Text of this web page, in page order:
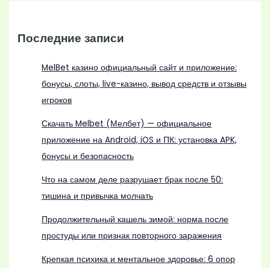
Последние записи
MelBet казино официальный сайт и приложение:
бонусы, слоты, live-казино, вывод средств и отзывы
игроков
Скачать Melbet (Мелбет) — официальное
приложение на Android, iOS и ПК: установка APK,
бонусы и безопасность
Что на самом деле разрушает брак после 50:
тишина и привычка молчать
Продолжительный кашель зимой: норма после
простуды или признак повторного заражения
Крепкая психика и ментальное здоровье: 6 опор